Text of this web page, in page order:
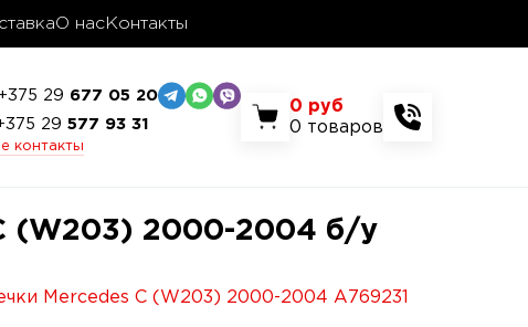
О нас Контакты
+375 29 677 05 20
29 577 93 31
контакты
0 руб
0 товаров
(W203) 2000-2004 б/у
Mercedes C (W203) 2000-2004 A769231